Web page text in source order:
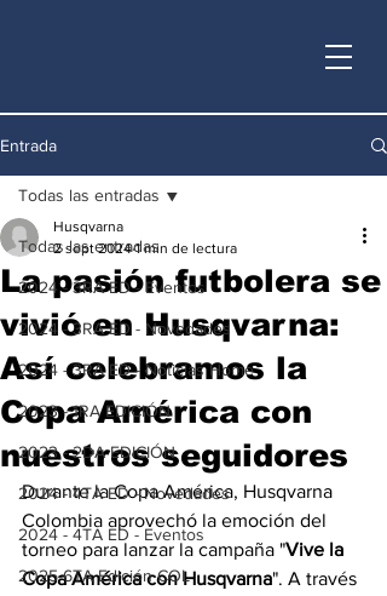
Entrada
Todas las entradas
2024 - 3RA ED - Eventos
2024 - 3RA ED - Novedades
2024 - 3RA ED - Noticias Home
2023 - 1RA EDICIÓN
2023 - 2DA EDICIÓN
2024 - 4TA ED - Novedades
2024 - 4TA ED - Eventos
2025-6TA Edición COL
Todas las entradas
La pasión futbolera se
vivió en Husqvarna:
Así celebramos la
Copa América con
nuestros seguidores
Husqvarna
2 sept 2024 1 min de lectura
Durante la Copa América, Husqvarna
Colombia aprovechó la emoción del
torneo para lanzar la campaña "Vive la
Copa América con Husqvarna". A través